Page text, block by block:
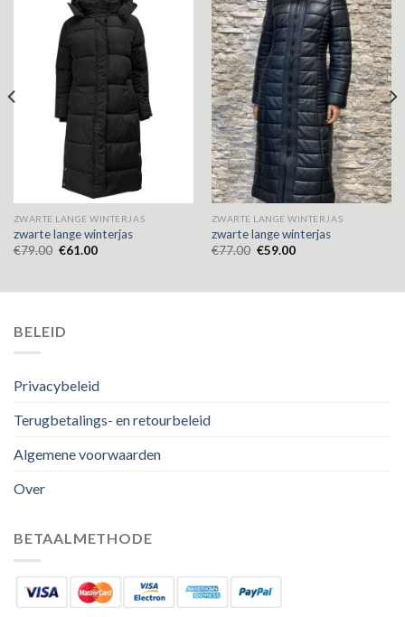
ZWARTE LANGE WINTERJAS
zwarte lange winterjas
€79.00 €61.00
ZWARTE LANGE WINTERJAS
zwarte lange winterjas
€77.00 €59.00
BELEID
Privacybeleid
Terugbetalings- en retourbeleid
Algemene voorwaarden
Over
BETAALMETHODE